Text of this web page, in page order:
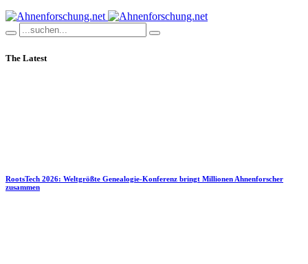
The Latest
RootsTech 2026: Weltgrößte Genealogie-Konferenz bringt Millionen Ahnenforscher
zusammen